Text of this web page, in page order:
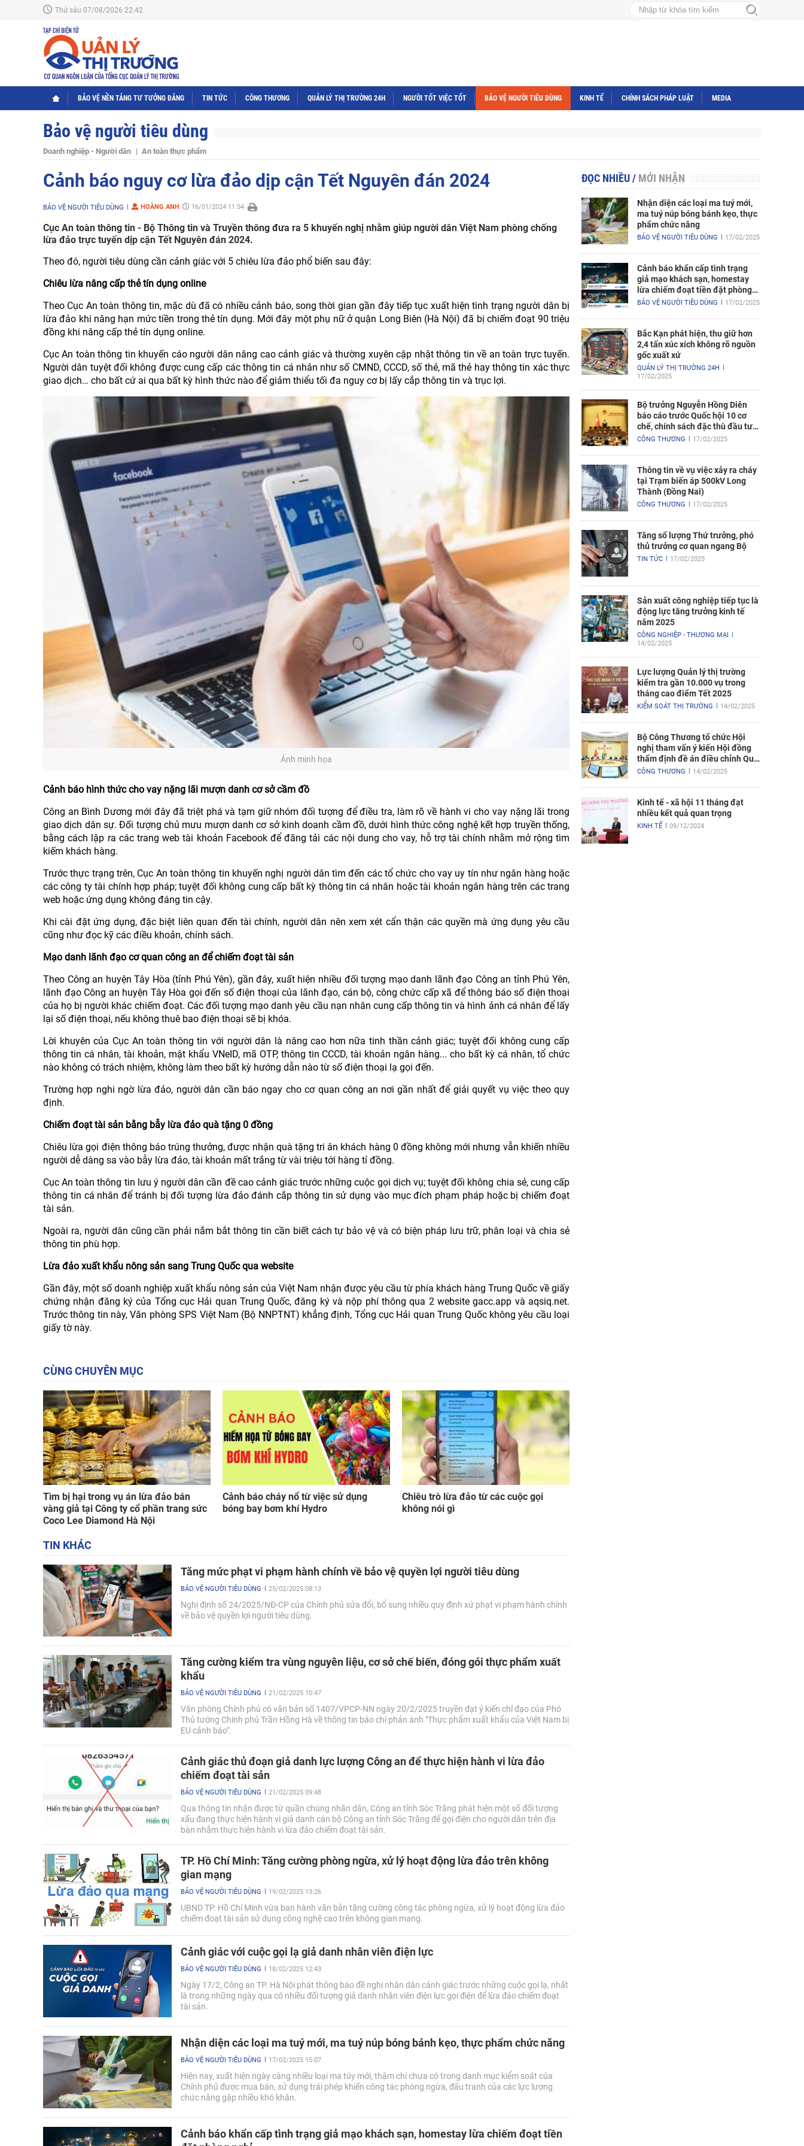
Thứ sáu 07/08/2026 22:42
BẢO VỆ NỀN TẢNG TƯ TƯỞNG ĐẢNG TIN TỨC CÔNG THƯƠNG QUẢN LÝ THỊ TRƯỜNG 24H NGƯỜI TỐT VIỆC TỐT BẢO VỆ NGƯỜI TIÊU DÙNG KINH TẾ CHÍNH SÁCH PHÁP LUẬT MEDIA
Bảo vệ người tiêu dùng
Doanh nghiệp - Người dân An toàn thực phẩm
Cảnh báo nguy cơ lừa đảo dịp cận Tết Nguyên đán 2024
BẢO VỆ NGƯỜI TIÊU DÙNG HOÀNG ANH 16/01/2024 11:54
Cục An toàn thông tin - Bộ Thông tin và Truyền thông đưa ra 5 khuyến nghị nhằm giúp người dân Việt Nam phòng chống
lừa đảo trực tuyến dịp cận Tết Nguyên đán 2024.
Theo đó, người tiêu dùng cần cảnh giác với 5 chiêu lừa đảo phổ biến sau đây:
Chiêu lừa nâng cấp thẻ tín dụng online
Theo Cục An toàn thông tin, mặc dù đã có nhiều cảnh báo, song thời gian gần đây tiếp tục xuất hiện tình trạng người dân bị
lừa đảo khi nâng hạn mức tiền trong thẻ tín dụng. Mới đây một phụ nữ ở quận Long Biên (Hà Nội) đã bị chiếm đoạt 90 triệu
đồng khi nâng cấp thẻ tín dụng online.
Cục An toàn thông tin khuyến cáo người dân nâng cao cảnh giác và thường xuyên cập nhật thông tin về an toàn trực tuyến.
Người dân tuyệt đối không được cung cấp các thông tin cá nhân như số CMND, CCCD, số thẻ, mã thẻ hay thông tin xác thực
giao dịch… cho bất cứ ai qua bất kỳ hình thức nào để giảm thiểu tối đa nguy cơ bị lấy cắp thông tin và trục lợi.
Ảnh minh họa
Cảnh báo hình thức cho vay nặng lãi mượn danh cơ sở cầm đồ
Công an Bình Dương mới đây đã triệt phá và tạm giữ nhóm đối tượng để điều tra, làm rõ về hành vi cho vay nặng lãi trong
giao dịch dân sự. Đối tượng chủ mưu mượn danh cơ sở kinh doanh cầm đồ, dưới hình thức công nghệ kết hợp truyền thống,
bằng cách lập ra các trang web tài khoản Facebook để đăng tải các nội dung cho vay, hỗ trợ tài chính nhằm mở rộng tìm
kiếm khách hàng.
Trước thực trạng trên, Cục An toàn thông tin khuyến nghị người dân tìm đến các tổ chức cho vay uy tín như ngân hàng hoặc
các công ty tài chính hợp pháp; tuyệt đối không cung cấp bất kỳ thông tin cá nhân hoặc tài khoản ngân hàng trên các trang
web hoặc ứng dụng không đáng tin cậy.
Khi cài đặt ứng dụng, đặc biệt liên quan đến tài chính, người dân nên xem xét cẩn thận các quyền mà ứng dụng yêu cầu
cũng như đọc kỹ các điều khoản, chính sách.
Mạo danh lãnh đạo cơ quan công an để chiếm đoạt tài sản
Theo Công an huyện Tây Hòa (tỉnh Phú Yên), gần đây, xuất hiện nhiều đối tượng mạo danh lãnh đạo Công an tỉnh Phú Yên,
lãnh đạo Công an huyện Tây Hòa gọi đến số điện thoại của lãnh đạo, cán bộ, công chức cấp xã để thông báo số điện thoại
của họ bị người khác chiếm đoạt. Các đối tượng mạo danh yêu cầu nạn nhân cung cấp thông tin và hình ảnh cá nhân để lấy
lại số điện thoại, nếu không thuê bao điện thoại sẽ bị khóa.
Lời khuyên của Cục An toàn thông tin với người dân là nâng cao hơn nữa tinh thần cảnh giác; tuyệt đối không cung cấp
thông tin cá nhân, tài khoản, mật khẩu VNeID, mã OTP, thông tin CCCD, tài khoản ngân hàng... cho bất kỳ cá nhân, tổ chức
nào không có trách nhiệm, không làm theo bất kỳ hướng dẫn nào từ số điện thoại lạ gọi đến.
Trường hợp nghi ngờ lừa đảo, người dân cần báo ngay cho cơ quan công an nơi gần nhất để giải quyết vụ việc theo quy
định.
Chiếm đoạt tài sản bằng bẫy lừa đảo quà tặng 0 đồng
Chiêu lừa gọi điện thông báo trúng thưởng, được nhận quà tặng tri ân khách hàng 0 đồng không mới nhưng vẫn khiến nhiều
người dễ dàng sa vào bẫy lừa đảo, tài khoản mất trắng từ vài triệu tới hàng tỉ đồng.
Cục An toàn thông tin lưu ý người dân cần đề cao cảnh giác trước những cuộc gọi dịch vụ; tuyệt đối không chia sẻ, cung cấp
thông tin cá nhân để tránh bị đối tượng lừa đảo đánh cắp thông tin sử dụng vào mục đích phạm pháp hoặc bị chiếm đoạt
tài sản.
Ngoài ra, người dân cũng cần phải nắm bắt thông tin cần biết cách tự bảo vệ và có biện pháp lưu trữ, phân loại và chia sẻ
thông tin phù hợp.
Lừa đảo xuất khẩu nông sản sang Trung Quốc qua website
Gần đây, một số doanh nghiệp xuất khẩu nông sản của Việt Nam nhận được yêu cầu từ phía khách hàng Trung Quốc về giấy
chứng nhận đăng ký của Tổng cục Hải quan Trung Quốc, đăng ký và nộp phí thông qua 2 website gacc.app và aqsiq.net.
Trước thông tin này, Văn phòng SPS Việt Nam (Bộ NNPTNT) khẳng định, Tổng cục Hải quan Trung Quốc không yêu cầu loại
giấy tờ này.
CÙNG CHUYÊN MỤC
Tìm bị hại trong vụ án lừa đảo bán
vàng giả tại Công ty cổ phần trang sức
Coco Lee Diamond Hà Nội
Cảnh báo cháy nổ từ việc sử dụng
bóng bay bơm khí Hydro
Chiêu trò lừa đảo từ các cuộc gọi
không nói gì
TIN KHÁC
Tăng mức phạt vi phạm hành chính về bảo vệ quyền lợi người tiêu dùng
BẢO VỆ NGƯỜI TIÊU DÙNG 25/02/2025 08:13
Nghị định số 24/2025/NĐ-CP của Chính phủ sửa đổi, bổ sung nhiều quy định xử phạt vi phạm hành chính
về bảo vệ quyền lợi người tiêu dùng.
Tăng cường kiểm tra vùng nguyên liệu, cơ sở chế biến, đóng gói thực phẩm xuất
khẩu
BẢO VỆ NGƯỜI TIÊU DÙNG 21/02/2025 10:47
Văn phòng Chính phủ có văn bản số 1407/VPCP-NN ngày 20/2/2025 truyền đạt ý kiến chỉ đạo của Phó
Thủ tướng Chính phủ Trần Hồng Hà về thông tin báo chí phản ánh "Thực phẩm xuất khẩu của Việt Nam bị
EU cảnh báo".
Cảnh giác thủ đoạn giả danh lực lượng Công an để thực hiện hành vi lừa đảo
chiếm đoạt tài sản
BẢO VỆ NGƯỜI TIÊU DÙNG 21/02/2025 09:48
Qua thông tin nhận được từ quần chúng nhân dân, Công an tỉnh Sóc Trăng phát hiện một số đối tượng
xấu đang thực hiện hành vi giả danh cán bộ Công an tỉnh Sóc Trăng để gọi điện cho người dân trên địa
bàn nhằm thực hiện hành vi lừa đảo chiếm đoạt tài sản.
TP. Hồ Chí Minh: Tăng cường phòng ngừa, xử lý hoạt động lừa đảo trên không
gian mạng
BẢO VỆ NGƯỜI TIÊU DÙNG 19/02/2025 13:26
UBND TP. Hồ Chí Minh vừa ban hành văn bản tăng cường công tác phòng ngừa, xử lý hoạt động lừa đảo
chiếm đoạt tài sản sử dụng công nghệ cao trên không gian mạng.
Cảnh giác với cuộc gọi lạ giả danh nhân viên điện lực
BẢO VỆ NGƯỜI TIÊU DÙNG 18/02/2025 12:43
Ngày 17/2, Công an TP. Hà Nội phát thông báo đề nghị nhân dân cảnh giác trước những cuộc gọi lạ, nhất
là trong những ngày qua có nhiều đối tượng giả danh nhân viên điện lực gọi điện để lừa đảo chiếm đoạt
tài sản.
Nhận diện các loại ma tuý mới, ma tuý núp bóng bánh kẹo, thực phẩm chức năng
BẢO VỆ NGƯỜI TIÊU DÙNG 17/02/2025 15:07
Hiện nay, xuất hiện ngày càng nhiều loại ma túy mới, thậm chí chưa có trong danh mục kiểm soát của
Chính phủ được mua bán, sử dụng trái phép khiến công tác phòng ngừa, đấu tranh của các lực lượng
chức năng gặp nhiều khó khăn.
Cảnh báo khẩn cấp tình trạng giả mạo khách sạn, homestay lừa chiếm đoạt tiền
ĐỌC NHIỀU/ MỚI NHẬN
Nhận diện các loại ma tuý mới,
ma tuý núp bóng bánh kẹo, thực
phẩm chức năng
BẢO VỆ NGƯỜI TIÊU DÙNG 17/02/2025
Cảnh báo khẩn cấp tình trạng
giả mạo khách sạn, homestay
lừa chiếm đoạt tiền đặt phòng
nghỉ
BẢO VỆ NGƯỜI TIÊU DÙNG 17/02/2025
Bắc Kạn phát hiện, thu giữ hơn
2,4 tấn xúc xích không rõ nguồn
gốc xuất xứ
QUẢN LÝ THỊ TRƯỜNG 24H
17/02/2025
Bộ trưởng Nguyễn Hồng Diên
báo cáo trước Quốc hội 10 cơ
chế, chính sách đặc thù đầu tư
xây dựng Dự án điện hạt nhân
CÔNG THƯƠNG 17/02/2025
Thông tin về vụ việc xảy ra cháy
tại Trạm biến áp 500kV Long
Thành (Đồng Nai)
CÔNG THƯƠNG 17/02/2025
Tăng số lượng Thứ trưởng, phó
thủ trưởng cơ quan ngang Bộ
TIN TỨC 17/02/2025
Sản xuất công nghiệp tiếp tục là
động lực tăng trưởng kinh tế
năm 2025
CÔNG NGHIỆP - THƯƠNG MẠI
14/02/2025
Lực lượng Quản lý thị trường
kiểm tra gần 10.000 vụ trong
tháng cao điểm Tết 2025
KIỂM SOÁT THỊ TRƯỜNG 14/02/2025
Bộ Công Thương tổ chức Hội
nghị tham vấn ý kiến Hội đồng
thẩm định đề án điều chỉnh Quy
hoạch điện VIII
CÔNG THƯƠNG 14/02/2025
Kinh tế - xã hội 11 tháng đạt
nhiều kết quả quan trọng
KINH TẾ 09/12/2024